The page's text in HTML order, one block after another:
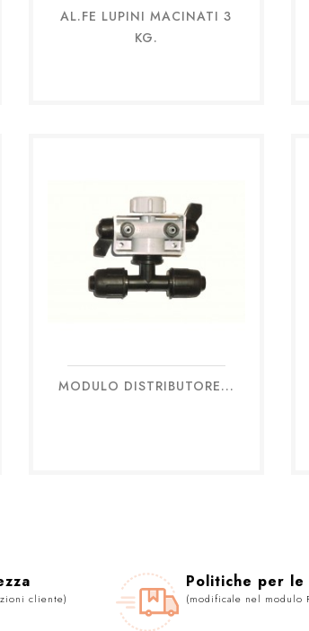
AL.FE LUPINI MACINATI 3
KG.
Anteprima
MODULO DISTRIBUTORE...
Anteprima
cliente)
Politiche per le
(modificale nel modulo